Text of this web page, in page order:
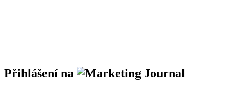
Přihlášení na